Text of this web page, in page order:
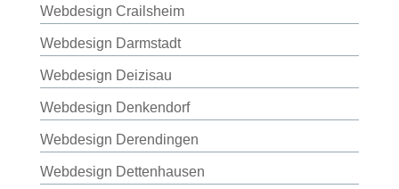
Webdesign Crailsheim
Webdesign Darmstadt
Webdesign Deizisau
Webdesign Denkendorf
Webdesign Derendingen
Webdesign Dettenhausen